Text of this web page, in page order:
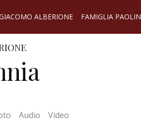
ALBERIONE FAMIGLIA
Audio Video